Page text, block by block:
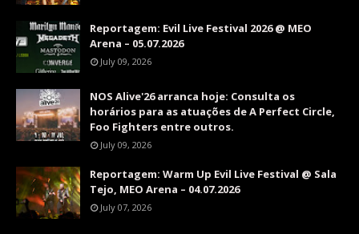
Reportagem: Evil Live Festival 2026 @ MEO
Arena – 05.07.2026
July 09, 2026
NOS Alive'26 arranca hoje: Consulta os
horários para as atuações de A Perfect Circle,
Foo Fighters entre outros.
July 09, 2026
Reportagem: Warm Up Evil Live Festival @ Sala
Tejo, MEO Arena – 04.07.2026
July 07, 2026